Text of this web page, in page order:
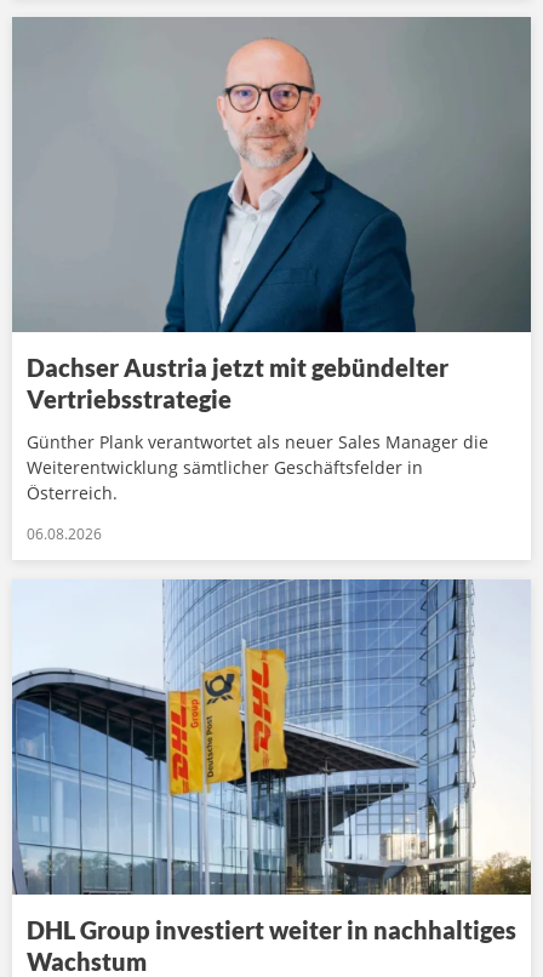
Dachser Austria jetzt mit gebündelter
Vertriebsstrategie
Günther Plank verantwortet als neuer Sales Manager die
Weiterentwicklung sämtlicher Geschäftsfelder in
Österreich.
06.08.2026
DHL Group investiert weiter in nachhaltiges
Wachstum